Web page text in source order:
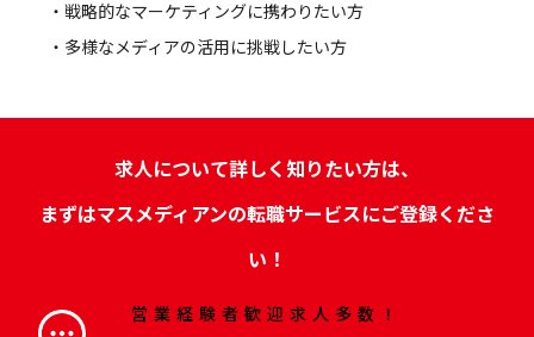
・戦略的なマーケティングに携わりたい方
・多様なメディアの活用に挑戦したい方
求人について詳しく知りたい方は、
まずはマスメディアンの転職サービスにご登録くださ
い！
営業経験者歓迎求人多数！